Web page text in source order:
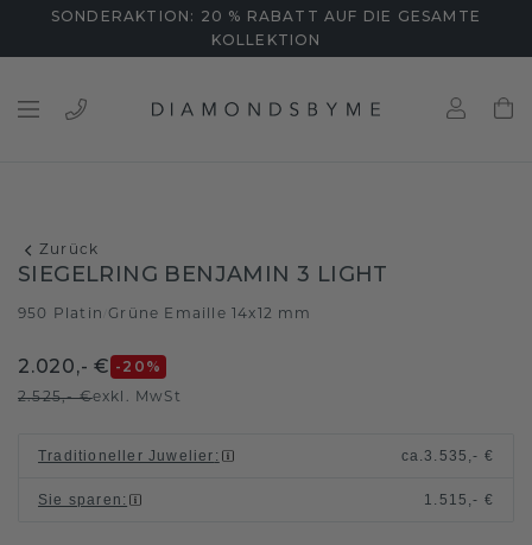
SONDERAKTION: 20 % RABATT AUF DIE GESAMTE
KOLLEKTION
Zurück
SIEGELRING BENJAMIN 3 LIGHT
950 Platin /Grüne Emaille 14x12 mm
2.020,- € -20 %
2.525,- €exkl. MwSt
Traditioneller Juwelier : ca.3.535,- €
Sie sparen : 1.515,- €